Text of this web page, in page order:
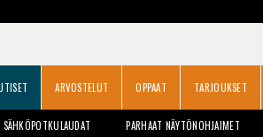
ARVOSTELUT OPPAAT TARJOUKSET
SÄHKÖPOTKULAUDAT PARHAAT NÄYTÖNOHJAIMET